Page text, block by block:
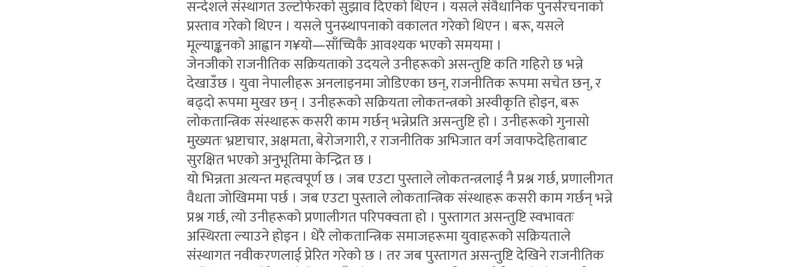
सन्देशले संस्थागत उल्टोफेरको सुझाव दिएको थिएन । यसले संवैधानिक पुनर्संरचनाको
प्रस्ताव गरेको थिएन । यसले पुनस्र्थापनाको वकालत गरेको थिएन । बरू, यसले
मूल्याङ्कनको आह्वान ग¥यो—साँच्चिकै आवश्यक भएको समयमा ।
जेनजीको राजनीतिक सक्रियताको उदयले उनीहरूको असन्तुष्टि कति गहिरो छ भन्ने
देखाउँछ । युवा नेपालीहरू अनलाइनमा जोडिएका छन्, राजनीतिक रूपमा सचेत छन्, र
बढ्दो रूपमा मुखर छन् । उनीहरूको सक्रियता लोकतन्त्रको अस्वीकृति होइन, बरू
लोकतान्त्रिक संस्थाहरू कसरी काम गर्छन् भन्नेप्रति असन्तुष्टि हो । उनीहरूको गुनासो
मुख्यतः भ्रष्टाचार, अक्षमता, बेरोजगारी, र राजनीतिक अभिजात वर्ग जवाफदेहिताबाट
सुरक्षित भएको अनुभूतिमा केन्द्रित छ ।
यो भिन्नता अत्यन्त महत्वपूर्ण छ । जब एउटा पुस्ताले लोकतन्त्रलाई नै प्रश्न गर्छ, प्रणालीगत
वैधता जोखिममा पर्छ । जब एउटा पुस्ताले लोकतान्त्रिक संस्थाहरू कसरी काम गर्छन् भन्ने
प्रश्न गर्छ, त्यो उनीहरूको प्रणालीगत परिपक्वता हो । पुस्तागत असन्तुष्टि स्वभावतः
अस्थिरता ल्याउने होइन । धेरै लोकतान्त्रिक समाजहरूमा युवाहरूको सक्रियताले
संस्थागत नवीकरणलाई प्रेरित गरेको छ । तर जब पुस्तागत असन्तुष्टि देखिने राजनीतिक